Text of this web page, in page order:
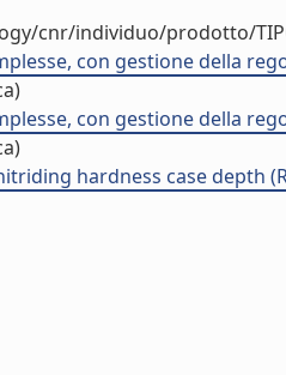
cnr/individuo/prodotto/
con gestione della
con gestione della
hardness case depth